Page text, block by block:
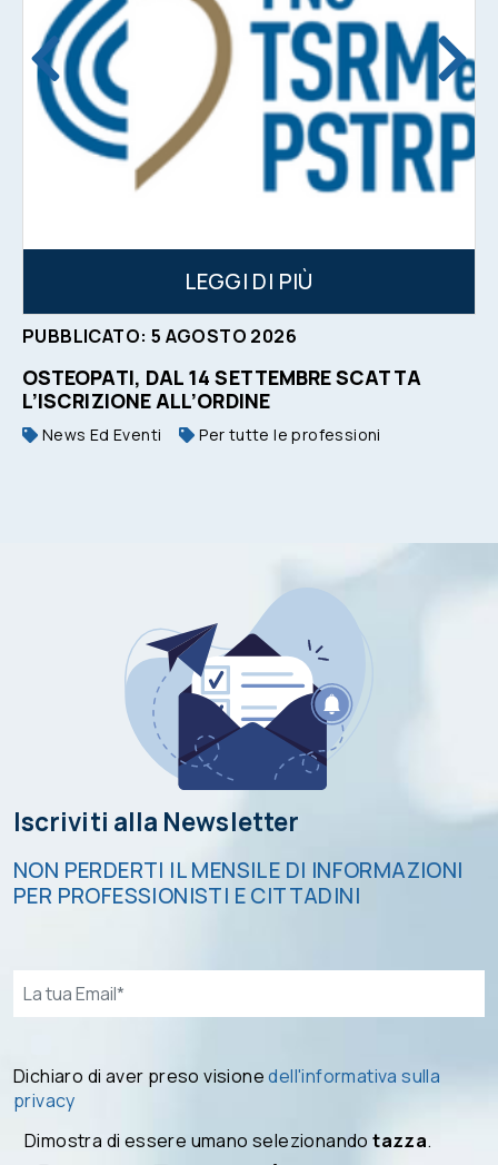
LEGGI DI PIÙ
PUBBLICATO: 5 AGOSTO 2026
OSTEOPATI, DAL 14 SETTEMBRE SCATTA
L’ISCRIZIONE ALL’ORDINE
News Ed Eventi Per tutte le professioni
Iscriviti alla Newsletter
NON PERDERTI IL MENSILE DI INFORMAZIONI
PER PROFESSIONISTI E CITTADINI
Email*
Dichiaro di aver preso visionedell'informativa sulla
privacy
Dimostra di essere umano selezionando tazza.